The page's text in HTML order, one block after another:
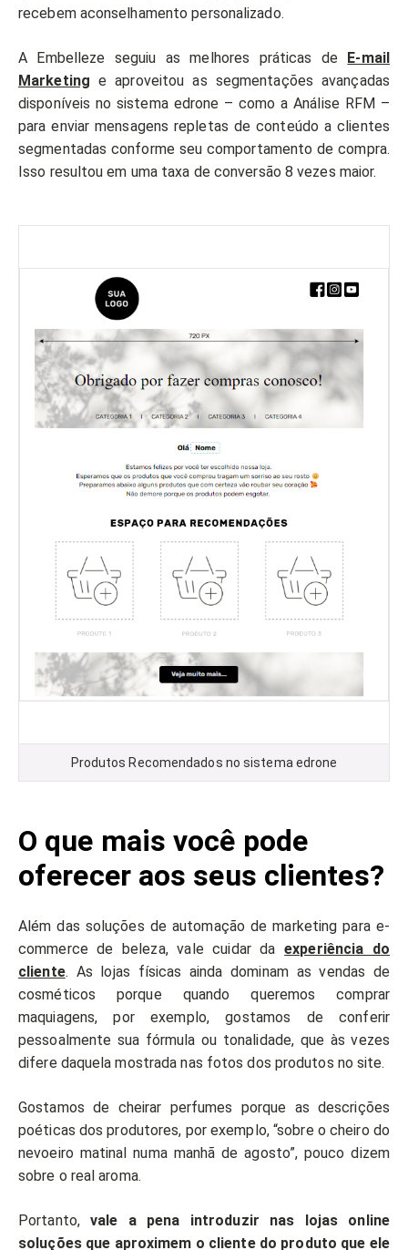
recebem aconselhamento personalizado.
A Embelleze seguiu as melhores práticas de E-mail
Marketing e aproveitou as segmentações avançadas
disponíveis no sistema edrone – como a Análise RFM –
para enviar mensagens repletas de conteúdo a clientes
segmentadas conforme seu comportamento de compra.
Isso resultou em uma taxa de conversão 8 vezes maior.
Produtos Recomendados no sistema edrone
O que mais você pode
oferecer aos seus clientes?
Além das soluções de automação de marketing para e-
commerce de beleza, vale cuidar daexperiência do
cliente. As lojas físicas ainda dominam as vendas de
cosméticos porque quando queremos comprar
maquiagens, por exemplo, gostamos de conferir
pessoalmente sua fórmula ou tonalidade, que às vezes
difere daquela mostrada nas fotos dos produtos no site.
Gostamos de cheirar perfumes porque as descrições
poéticas dos produtores, por exemplo, “sobre o cheiro do
nevoeiro matinal numa manhã de agosto”, pouco dizem
sobre o real aroma.
Portanto,vale a pena introduzir nas lojas online
soluções que aproximem o cliente do produto que ele